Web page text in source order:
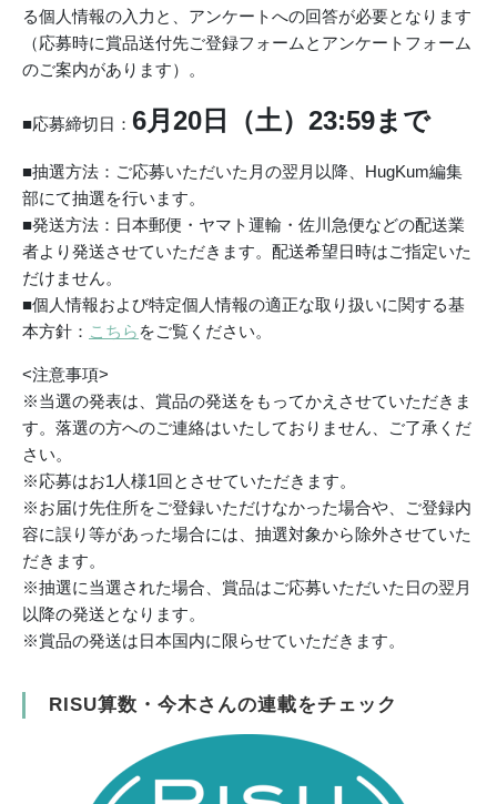
る個人情報の入力と、アンケートへの回答が必要となります
（応募時に賞品送付先ご登録フォームとアンケートフォーム
のご案内があります）。
■応募締切日： 6月20日（土）23:59まで
■抽選方法：ご応募いただいた月の翌月以降、HugKum編集
部にて抽選を行います。
■発送方法：日本郵便・ヤマト運輸・佐川急便などの配送業
者より発送させていただきます。配送希望日時はご指定いた
だけません。
■個人情報および特定個人情報の適正な取り扱いに関する基
本方針： こちら をご覧ください。
<注意事項>
※当選の発表は、賞品の発送をもってかえさせていただきま
す。落選の方へのご連絡はいたしておりません、ご了承くだ
さい。
※応募はお1人様1回とさせていただきます。
※お届け先住所をご登録いただけなかった場合や、ご登録内
容に誤り等があった場合には、抽選対象から除外させていた
だきます。
※抽選に当選された場合、賞品はご応募いただいた日の翌月
以降の発送となります。
※賞品の発送は日本国内に限らせていただきます。
RISU算数・今木さんの連載をチェック